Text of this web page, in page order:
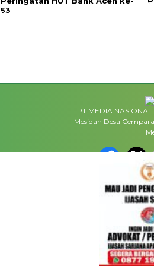
53
PT MEDIA
Mesidah Desa
google.co.id
INFO